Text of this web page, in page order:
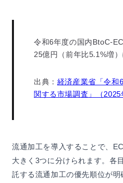
令和6年度の国内BtoC-
25億円（前年比5.1%増）
出典： 経済産業省「令和
関する市場調査」（2025
流通加工を導入することで、
大きく3つに分けられます。各
託する流通加工の優先順位が